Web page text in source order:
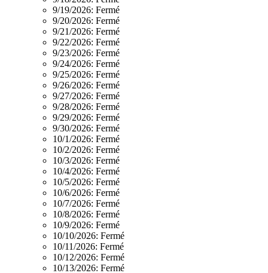
9/19/2026: Fermé
9/20/2026: Fermé
9/21/2026: Fermé
9/22/2026: Fermé
9/23/2026: Fermé
9/24/2026: Fermé
9/25/2026: Fermé
9/26/2026: Fermé
9/27/2026: Fermé
9/28/2026: Fermé
9/29/2026: Fermé
9/30/2026: Fermé
10/1/2026: Fermé
10/2/2026: Fermé
10/3/2026: Fermé
10/4/2026: Fermé
10/5/2026: Fermé
10/6/2026: Fermé
10/7/2026: Fermé
10/8/2026: Fermé
10/9/2026: Fermé
10/10/2026: Fermé
10/11/2026: Fermé
10/12/2026: Fermé
10/13/2026: Fermé